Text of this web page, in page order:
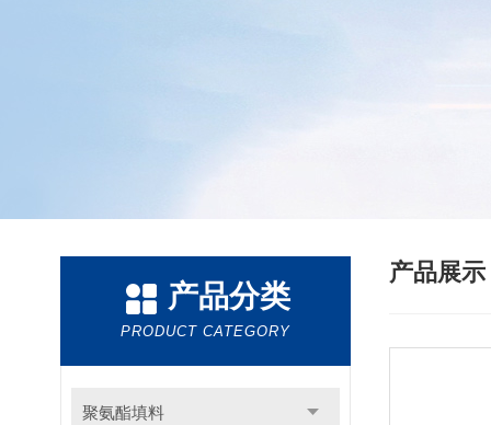
产品分类
PRODUCT CATEGORY
聚氨酯填料
产品展示